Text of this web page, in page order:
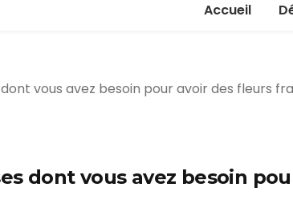
Accueil
dont vous avez besoin